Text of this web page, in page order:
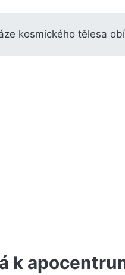
kosmického tělesa
k